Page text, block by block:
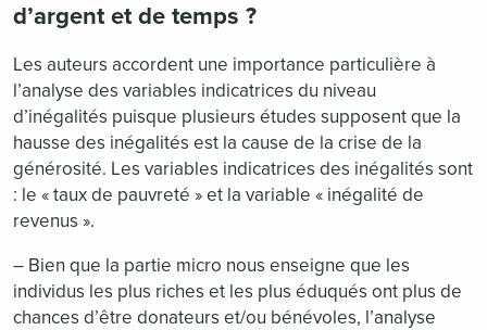
d’argent et de temps ?
Les auteurs accordent une importance particulière à
l’analyse des variables indicatrices du niveau
d’inégalités puisque plusieurs études supposent que la
hausse des inégalités est la cause de la crise de la
générosité. Les variables indicatrices des inégalités sont
: le « taux de pauvreté » et la variable « inégalité de
revenus ».
– Bien que la partie micro nous enseigne que les
individus les plus riches et les plus éduqués ont plus de
chances d’être donateurs et/ou bénévoles, l’analyse